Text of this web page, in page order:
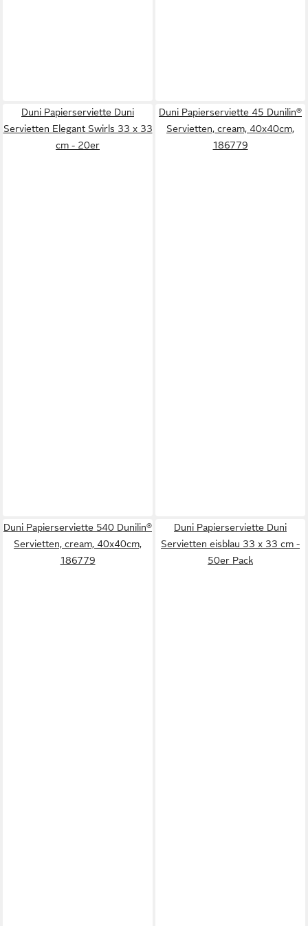
Duni Papierserviette Duni
Servietten Elegant Swirls 33 x 33
cm - 20er
Duni Papierserviette 45 Dunilin®
Servietten, cream, 40x40cm,
186779
Duni Papierserviette 540 Dunilin®
Servietten, cream, 40x40cm,
186779
Duni Papierserviette Duni
Servietten eisblau 33 x 33 cm -
50er Pack